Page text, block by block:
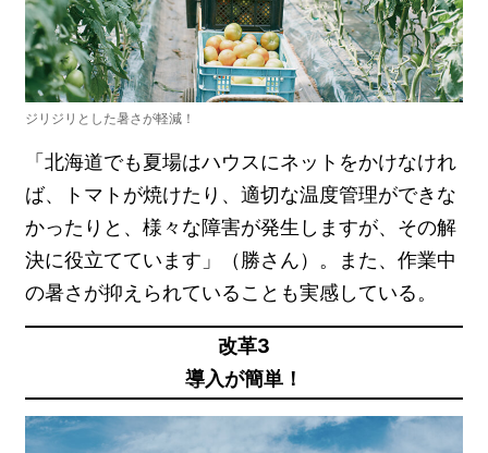
ジリジリとした暑さが軽減！
「北海道でも夏場はハウスにネットをかけなけれ
ば、トマトが焼けたり、適切な温度管理ができな
かったりと、様々な障害が発生しますが、その解
決に役立てています」（勝さん）。また、作業中
の暑さが抑えられていることも実感している。
改革3
導入が簡単！